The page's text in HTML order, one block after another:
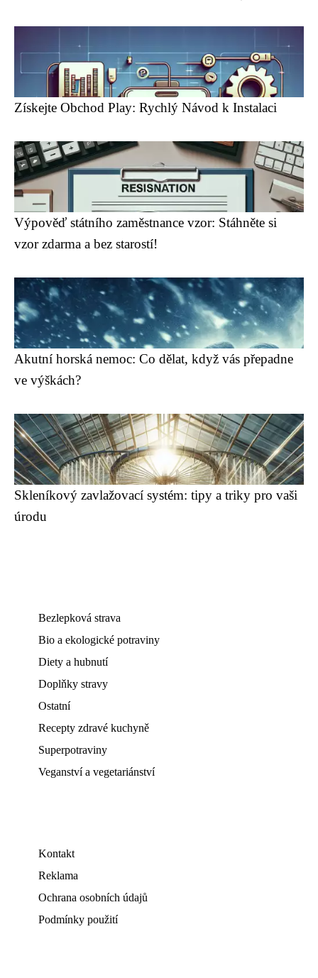
Získejte Obchod Play: Rychlý Návod k Instalaci
Výpověď státního zaměstnance vzor: Stáhněte si
vzor zdarma a bez starostí!
Akutní horská nemoc: Co dělat, když vás přepadne
ve výškách?
Skleníkový zavlažovací systém: tipy a triky pro vaši
úrodu
Bezlepková strava
Bio a ekologické potraviny
Diety a hubnutí
Doplňky stravy
Ostatní
Recepty zdravé kuchyně
Superpotraviny
Veganství a vegetariánství
Kontakt
Reklama
Ochrana osobních údajů
Podmínky použití